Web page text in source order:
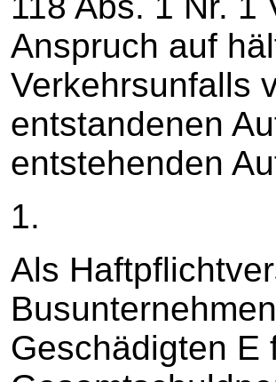
Anspruch auf
Verkehrsunfalls
entstandenen
entstehenden
1.
Als
Geschädigten E